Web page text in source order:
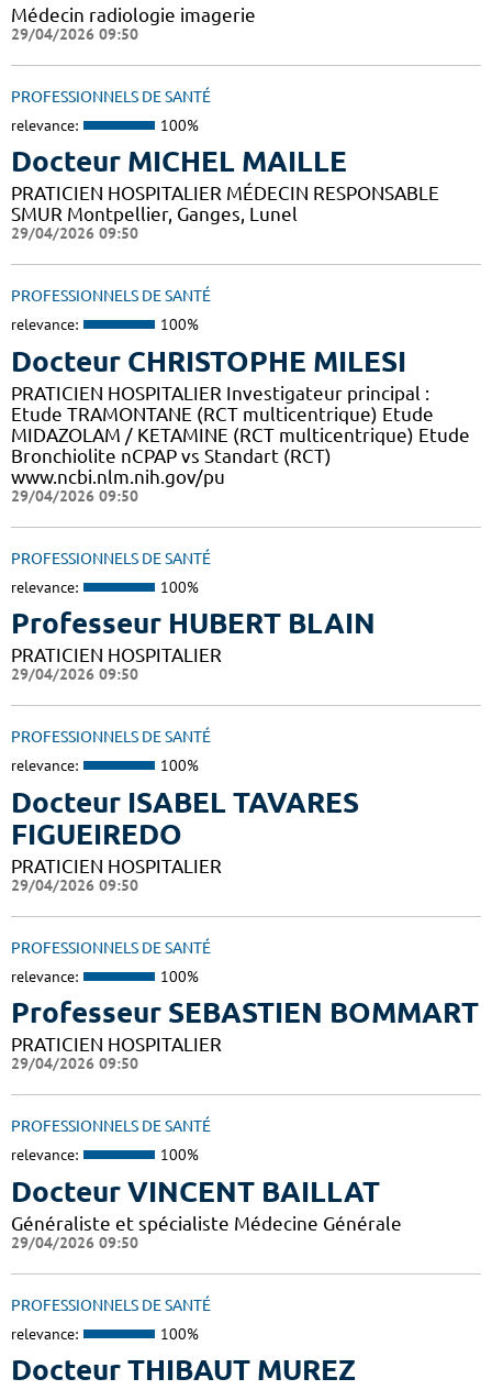
Médecin radiologie imagerie
29/04/2026 09:50
PROFESSIONNELS DE SANTÉ
relevance: 100%
Docteur MICHEL MAILLE
PRATICIEN HOSPITALIER MÉDECIN RESPONSABLE
SMUR Montpellier, Ganges, Lunel
29/04/2026 09:50
PROFESSIONNELS DE SANTÉ
relevance: 100%
Docteur CHRISTOPHE MILESI
PRATICIEN HOSPITALIER Investigateur principal :
Etude TRAMONTANE (RCT multicentrique) Etude
MIDAZOLAM / KETAMINE (RCT multicentrique) Etude
Bronchiolite nCPAP vs Standart (RCT)
www.ncbi.nlm.nih.gov/pu
29/04/2026 09:50
PROFESSIONNELS DE SANTÉ
relevance: 100%
Professeur HUBERT BLAIN
PRATICIEN HOSPITALIER
29/04/2026 09:50
PROFESSIONNELS DE SANTÉ
relevance: 100%
Docteur ISABEL TAVARES
FIGUEIREDO
PRATICIEN HOSPITALIER
29/04/2026 09:50
PROFESSIONNELS DE SANTÉ
relevance: 100%
Professeur SEBASTIEN BOMMART
PRATICIEN HOSPITALIER
29/04/2026 09:50
PROFESSIONNELS DE SANTÉ
relevance: 100%
Docteur VINCENT BAILLAT
Généraliste et spécialiste Médecine Générale
29/04/2026 09:50
PROFESSIONNELS DE SANTÉ
relevance: 100%
Docteur THIBAUT MUREZ